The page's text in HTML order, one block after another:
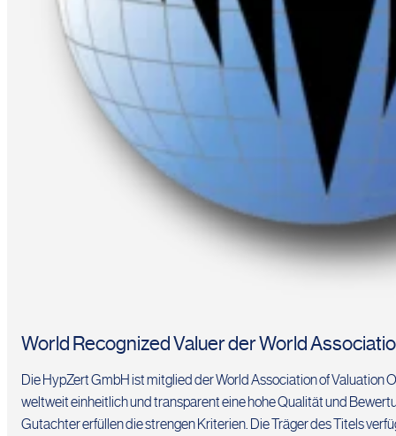
World Recognized Valuer der World
Die HypZert GmbH ist mitglied der World Association of Valuation
weltweit einheitlich und transparent eine hohe Qualität und
Gutachter erfüllen die strengen Kriterien. Die Träger des Titels